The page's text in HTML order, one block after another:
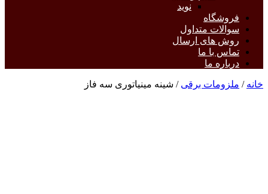
نوید
فروشگاه
سوالات متداول
روش های ارسال
تماس با ما
درباره ما
خانه / ملزومات برقی / شینه مینیاتوری سه فاز